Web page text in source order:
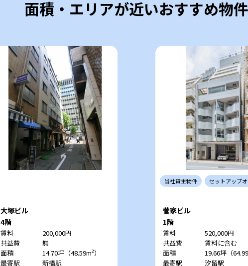
面積・エリアが近いおすすめ物件
大塚ビル
4階
賃料
200,000円
共益費
無
面積
14.70坪（48.59m²）
最寄駅
新橋駅
当社貸主物件 セットアップ
菅家ビル
1階
賃料
520,000円
共益費
賃料に含む
面積
19.66坪（
最寄駅
汐留駅